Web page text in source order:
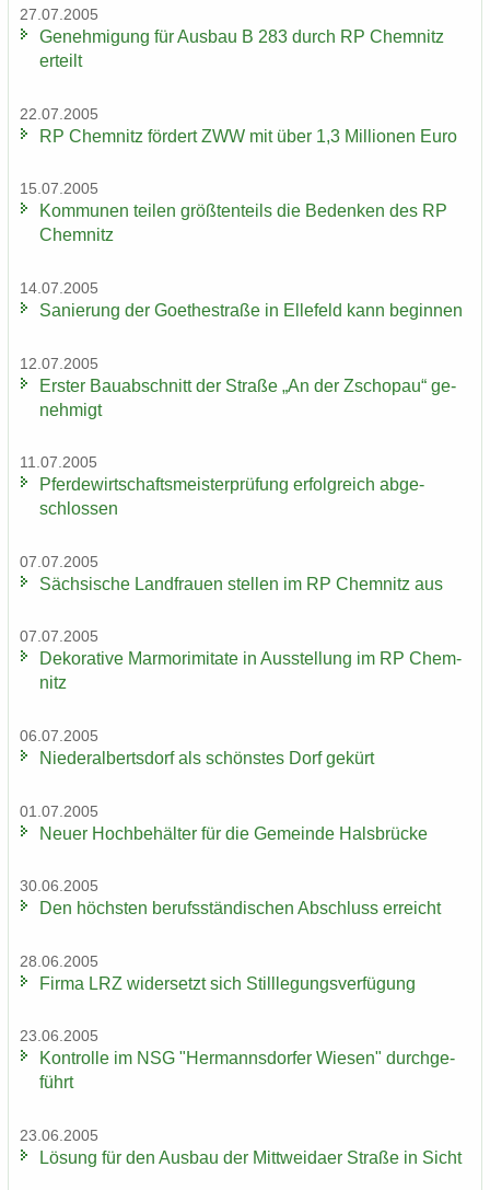
27.07.2005
Ge­neh­mi­gung für Aus­bau B 283 durch RP Chem­nitz
er­teilt
22.07.2005
RP Chem­nitz för­dert ZWW mit über 1,3 Mil­lio­nen Euro
15.07.2005
Kom­mu­nen tei­len größ­ten­teils die Be­den­ken des RP
Chem­nitz
14.07.2005
Sa­nie­rung der Goe­the­stra­ße in El­le­feld kann be­gin­nen
12.07.2005
Ers­ter Bau­ab­schnitt der Stra­ße „An der Zscho­pau“ ge­
neh­migt
11.07.2005
Pfer­de­wirt­schafts­meis­ter­prü­fung er­folg­reich ab­ge­
schlos­sen
07.07.2005
Säch­si­sche Land­frau­en stel­len im RP Chem­nitz aus
07.07.2005
De­ko­ra­ti­ve Mar­mo­r­imi­ta­te in Aus­stel­lung im RP Chem­
nitz
06.07.2005
Nie­der­al­berts­dorf als schöns­tes Dorf ge­kürt
01.07.2005
Neuer Hoch­be­häl­ter für die Ge­mein­de Hals­brü­cke
30.06.2005
Den höchs­ten be­rufs­stän­di­schen Ab­schluss er­reicht
28.06.2005
Firma LRZ wi­der­setzt sich Still­le­gungs­ver­fü­gung
23.06.2005
Kon­trol­le im NSG "Her­manns­dor­fer Wie­sen" durch­ge­
führt
23.06.2005
Lö­sung für den Aus­bau der Mitt­wei­da­er Stra­ße in Sicht